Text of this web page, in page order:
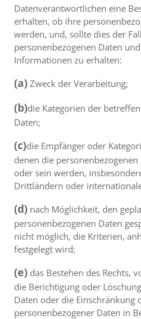
Datenverantwortlichen eine
erhalten, ob ihre
werden, und, sollte dies der
personenbezogenen Daten
Informationen zu erhalten:
(a) Zweck der Verarbeitung;
(b)die Kategorien der
Daten;
(c)die Empfänger oder
denen die
oder sein werden,
Drittländern oder
(d) nach Möglichkeit, den
personenbezogenen Daten
nicht möglich, die Kriterien,
festgelegt wird;
(e) das Bestehen des Rechts,
die Berichtigung oder
Daten oder die Einschränkung
personenbezogener Daten in